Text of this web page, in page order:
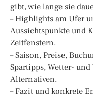
gibt, wie lange sie
– Highlights am Ufer
Aussichtspunkte und
Zeitfenstern.
– Saison, Preise,
Spartipps, Wetter-
Alternativen.
– Fazit und konkrete